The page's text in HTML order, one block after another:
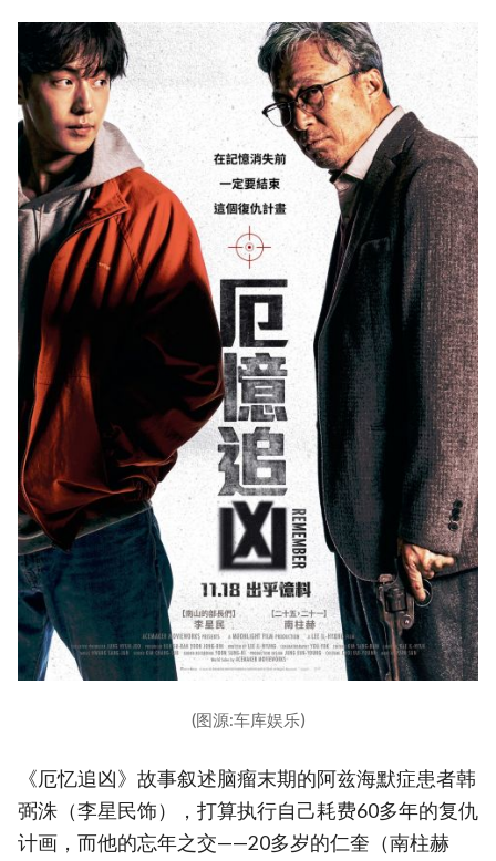
(图源:车库娱乐)
《厄忆追凶》故事叙述脑瘤末期的阿兹海默症患者韩
弼洙（李星民饰），打算执行自己耗费60多年的复仇
计画，而他的忘年之交——20多岁的仁奎（南柱赫